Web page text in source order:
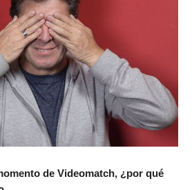
de Videomatch, ¿por qué